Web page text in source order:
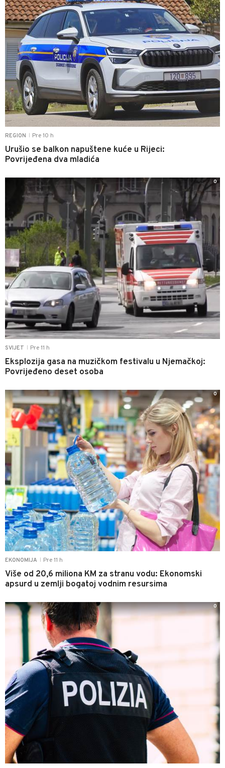
REGION Pre 10 h
Urušio se balkon napuštene kuće u Rijeci:
Povrijeđena dva mladića
SVIJET Pre 11 h
Eksplozija gasa na muzičkom festivalu u Njemačkoj:
Povrijeđeno deset osoba
0
EKONOMIJA Pre 11 h
Više od 20,6 miliona KM za stranu vodu: Ekonomski
apsurd u zemlji bogatoj vodnim resursima
0
0